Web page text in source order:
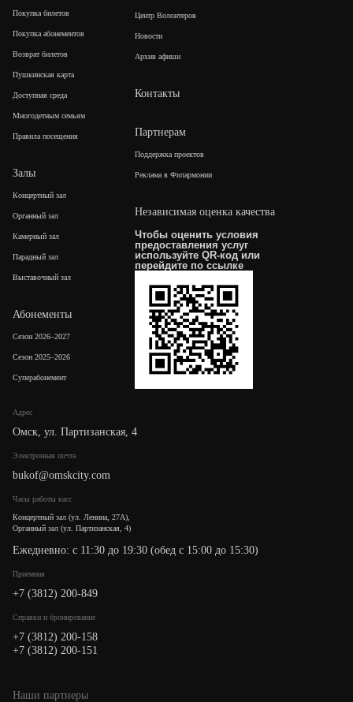
Адрес
Омск, ул. Партизанская, 4
Электронная почта
bukof@omskcity.com
Часы работы касс
Концертный зал (ул. Ленина, 27А),
Органный зал (ул. Партизанская, 4)
Ежедневно: с 11:30 до 19:30 (обед с 15:00 до 15:30)
Приемная
+7 (3812) 200-849
Cправки и бронирование
+7 (3812) 200-158
+7 (3812) 200-151
Покупка билетов
Покупка абонементов
Возврат билетов
Пушкинская карта
Доступная среда
Многодетным семьям
Правила посещения
Залы
Концертный зал
Органный зал
Камерный зал
Парадный зал
Выставочный зал
Абонементы
Сезон 2026–2027
Сезон 2025–2026
Суперабонемент
Центр Волонтеров
Новости
Архив афиши
Контакты
Партнерам
Поддержка проектов
Реклама в Филармонии
Независимая оценка качества
Чтобы оценить условия
предоставления услуг
используйте QR-код или
перейдите поссылке
Наши партнеры